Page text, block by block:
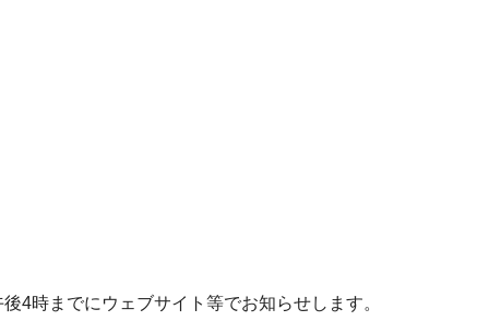
4時までにウェブサイト等でお知らせします。